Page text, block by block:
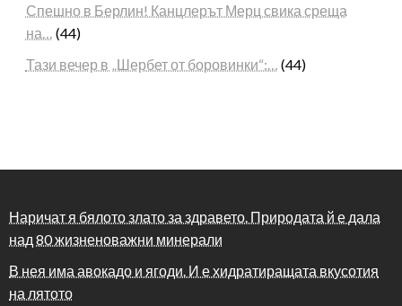
Спешно в Берлин! Канцлерът Мерц свика среща
на… (44)
Тази вечер в „Шербет от боровинки“:… (44)
Наричат я бялото злато за здравето. Природата й е дала
над 80 жизненоважни минерали
В нея има авокадо и ягоди. И е хидратиращата вкусотия
на лятото